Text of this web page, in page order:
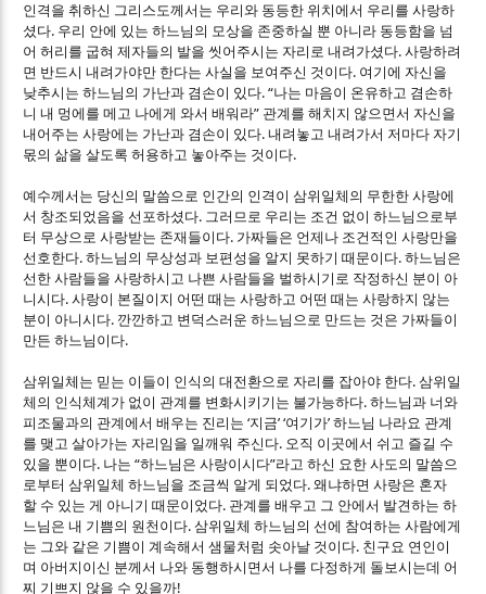
인격을 취하신 그리스도께서는 우리와 동등한 위치에서 우리를 사랑하
셨다. 우리 안에 있는 하느님의 모상을 존중하실 뿐 아니라 동등함을 넘
어 허리를 굽혀 제자들의 발을 씻어주시는 자리로 내려가셨다.사랑하려
면 반드시 내려가야만 한다는 사실을 보여주신 것이다. 여기에 자신을
낮추시는 하느님의 가난과 겸손이 있다. “나는 마음이 온유하고 겸손하
니 내 멍에를 메고 나에게 와서 배워라” 관계를 해치지 않으면서 자신을
내어주는 사랑에는 가난과 겸손이 있다.내려놓고 내려가서 저마다 자기
몫의 삶을 살도록 허용하고 놓아주는 것이다.
예수께서는 당신의 말씀으로 인간의 인격이 삼위일체의 무한한 사랑에
서 창조되었음을 선포하셨다. 그러므로 우리는 조건 없이 하느님으로부
터 무상으로 사랑받는 존재들이다. 가짜들은 언제나 조건적인 사랑만을
선호한다.하느님의 무상성과 보편성을 알지 못하기 때문이다.하느님은
선한 사람들을 사랑하시고 나쁜 사람들을 벌하시기로 작정하신 분이 아
니시다.사랑이 본질이지 어떤 때는 사랑하고 어떤 때는 사랑하지 않는
분이 아니시다. 깐깐하고 변덕스러운 하느님으로 만드는 것은 가짜들이
만든 하느님이다.
삼위일체는 믿는 이들이 인식의 대전환으로 자리를 잡아야 한다.삼위일
체의 인식체계가 없이 관계를 변화시키기는 불가능하다.하느님과 너와
피조물과의 관계에서 배우는 진리는‘지금’ ‘여기가’하느님 나라요 관계
를 맺고 살아가는 자리임을 일깨워 주신다. 오직 이곳에서 쉬고 즐길 수
있을 뿐이다. 나는“하느님은 사랑이시다”라고 하신 요한 사도의 말씀으
로부터 삼위일체 하느님을 조금씩 알게 되었다.왜냐하면 사랑은 혼자
할 수 있는 게 아니기 때문이었다. 관계를 배우고 그 안에서 발견하는 하
느님은 내 기쁨의 원천이다.삼위일체 하느님의 선에 참여하는 사람에게
는 그와 같은 기쁨이 계속해서 샘물처럼 솟아날 것이다. 친구요 연인이
며 아버지이신 분께서 나와 동행하시면서 나를 다정하게 돌보시는데 어
찌 기쁘지 않을 수 있을까!